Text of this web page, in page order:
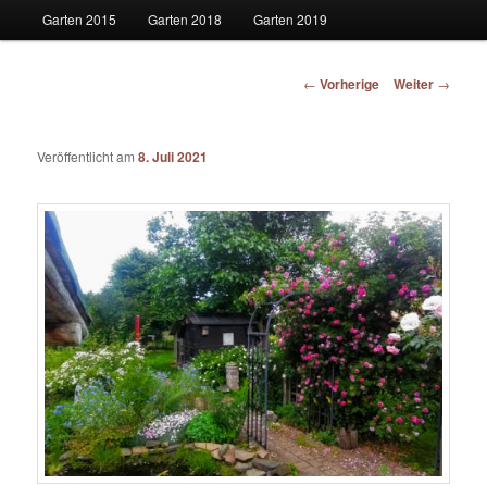
Inhalt
Garten 2015 Garten 2018 Garten 2019
Beitrags-
← Vorherige Weiter →
Veröffentlicht am8. Juli 2021